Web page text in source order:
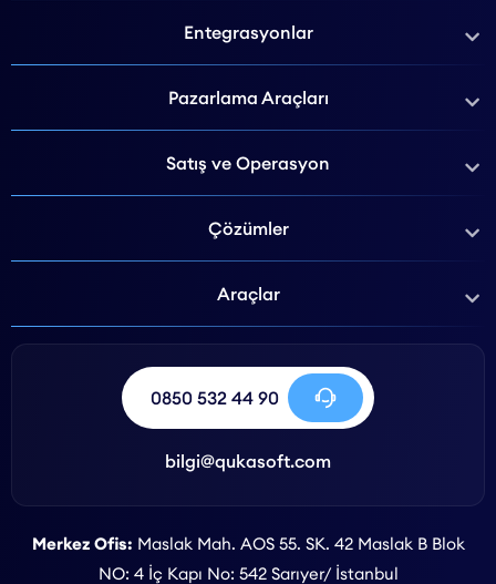
Entegrasyonlar
Pazarlama Araçları
Satış ve Operasyon
Çözümler
Araçlar
0850 532 44 90
bilgi@qukasoft.com
Merkez Ofis: Maslak Mah. AOS 55. SK. 42 Maslak B Blok
NO: 4 İç Kapı No: 542 Sarıyer/ İstanbul